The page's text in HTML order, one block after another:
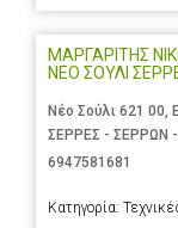
ΜΑΡΓΑΡΙΤΗΣ
ΝΕΟ ΣΟΥΛΙ
Νέο Σούλι 621 00,
ΣΕΡΡΕΣ - ΣΕΡΡΩΝ
6947581681
Κατηγορία: